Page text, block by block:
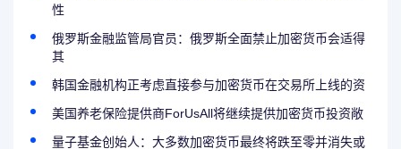
性
俄罗斯金融监管局官员：俄罗斯全面禁止加密货币会适得
其
韩国金融机构正考虑直接参与加密货币在交易所上线的资
美国养老保险提供商ForUsAll将继续提供加密货币投资敞
量子基金创始人：大多数加密货币最终将跌至零并消失或